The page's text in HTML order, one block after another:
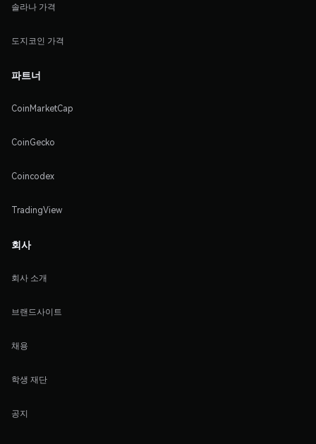
솔라나 가격
도지코인 가격
파트너
CoinMarketCap
CoinGecko
Coincodex
TradingView
회사
회사 소개
브랜드사이트
채용
학생 재단
공지